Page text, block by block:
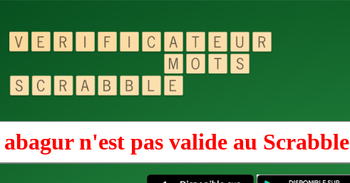
n'est pas valide au Scrabble